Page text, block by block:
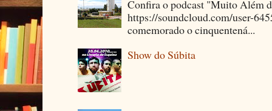
Confira o podcast "Muito Além
https://soundcloud.com/user-
comemorado o cinquentená...
Show do Súbita